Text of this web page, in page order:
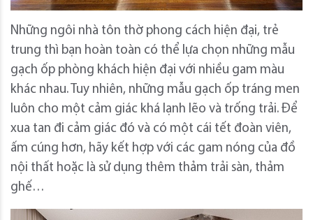
Những ngôi nhà tôn thờ phong cách hiện đại, trẻ
trung thì bạn hoàn toàn có thể lựa chọn những mẫu
gạch ốp phòng khách hiện đại với nhiều gam màu
khác nhau. Tuy nhiên, những mẫu gạch ốp tráng men
luôn cho một cảm giác khá lạnh lẽo và trống trải. Để
xua tan đi cảm giác đó và có một cái tết đoàn viên,
ấm cúng hơn, hãy kết hợp với các gam nóng của đồ
nội thất hoặc là sử dụng thêm thảm trải sàn, thảm
ghế…